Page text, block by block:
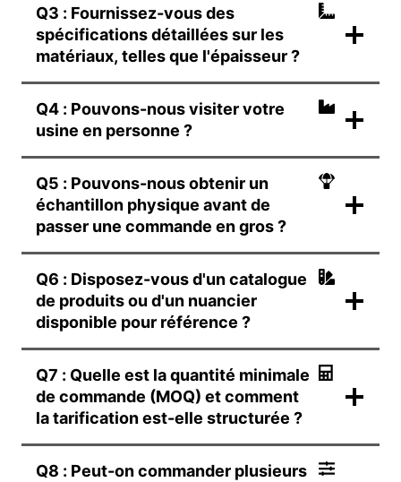
Q3 : Fournissez-vous des
spécifications détaillées sur les
matériaux, telles que l'épaisseur ?
Q4 : Pouvons-nous visiter votre
usine en personne ?
Q5 : Pouvons-nous obtenir un
échantillon physique avant de
passer une commande en gros ?
Q6 : Disposez-vous d'un catalogue
de produits ou d'un nuancier
disponible pour référence ?
Q7 : Quelle est la quantité minimale
de commande (MOQ) et comment
la tarification est-elle structurée ?
Q8 : Peut-on commander plusieurs